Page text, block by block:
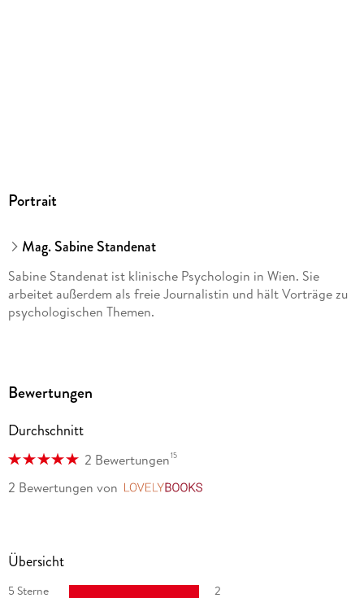
Portrait
Mag. Sabine Standenat
Sabine Standenat ist klinische Psychologin in Wien. Sie
arbeitet außerdem als freie Journalistin und hält Vorträge zu
psychologischen Themen.
Bewertungen
Durchschnitt
2 Bewertungen15
2 Bewertungen von
Übersicht
5 Sterne 2